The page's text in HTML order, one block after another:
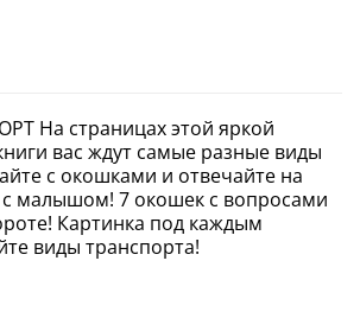
На страницах этой яркой
вас ждут самые разные виды
с окошками и отвечайте на
малышом! 7 окошек с вопросами
Картинка под каждым
виды транспорта!